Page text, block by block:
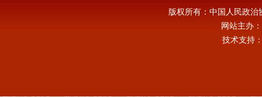
版权所有：中国人民政
网站主办
技术支持